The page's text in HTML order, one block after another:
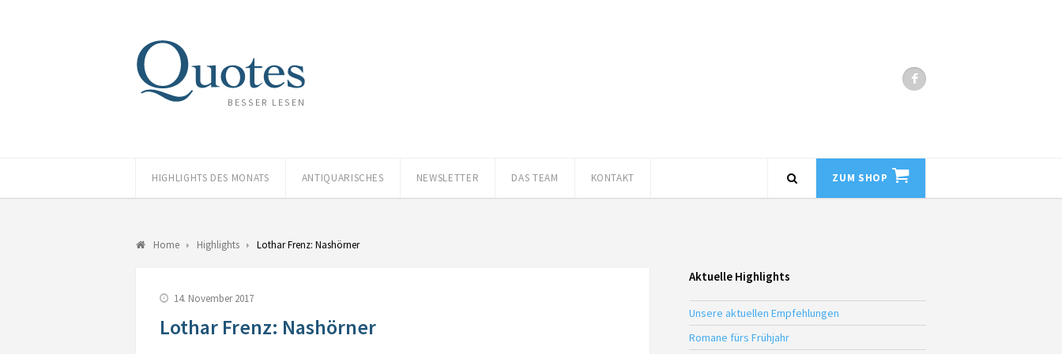
BESSER LESEN
HIGHLIGHTS DES MONATS ANTIQUARISCHES NEWSLETTER DAS TEAM KONTAKT ZUM SHOP
Home Highlights Lothar Frenz: Nashörner
14. November 2017
Lothar Frenz: Nashörner
Aktuelle Highlights
Unsere aktuellen Empfehlungen
Romane fürs Frühjahr